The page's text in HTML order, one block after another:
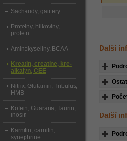
Další
Další
Sacharidy, gainery
Proteiny, bílkoviny,
protein
Aminokyseliny, BCAA
Kreatin, creatine, kre-
alkalyn, CEE
Nitrix, Glutamin, Tribulus,
HMB
Kofein, Guarana, Taurin,
Inosin
Karnitin, carnitin,
synephrine